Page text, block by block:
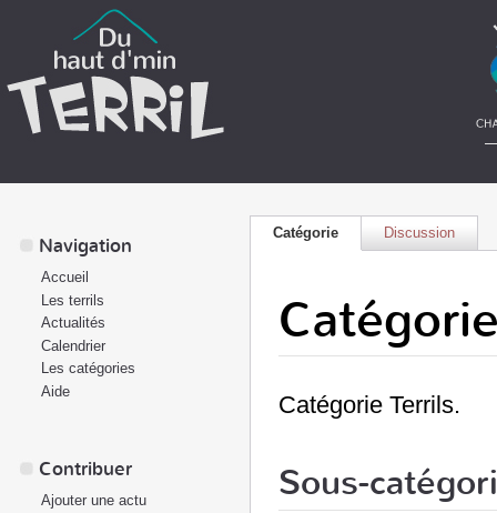
Catégorie Discussion
Catégorie Terrils.
Sous-
Navigation
Accueil
Les terrils
Actualités
Calendrier
Les catégories
Aide
Contribuer
Ajouter une actu